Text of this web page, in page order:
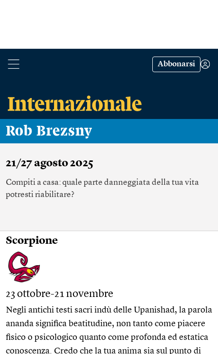
Abbonarsi
Rob Brezsny
21/27 agosto 2025
Compiti a casa: quale parte danneggiata della tua vita
potresti riabilitare?
Scorpione
23 ottobre-21 novembre
Negli antichi testi sacri indù delle Upanishad, la parola
ananda significa beatitudine, non tanto come piacere
fisico o psicologico quanto come profonda ed estatica
conoscenza. Credo che la tua anima sia sul punto di